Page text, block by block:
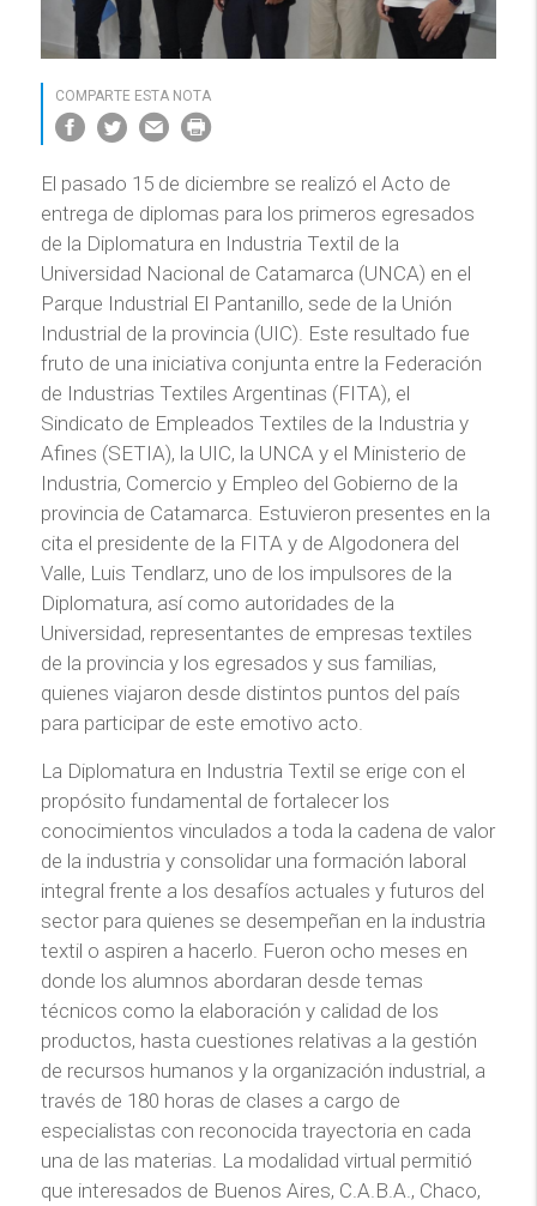
COMPARTE ESTA NOTA
El pasado 15 de diciembre se realizó el Acto de
entrega de diplomas para los primeros egresados
de la Diplomatura en Industria Textil de la
Universidad Nacional de Catamarca (UNCA) en el
Parque Industrial El Pantanillo, sede de la Unión
Industrial de la provincia (UIC). Este resultado fue
fruto de una iniciativa conjunta entre la Federación
de Industrias Textiles Argentinas (FITA), el
Sindicato de Empleados Textiles de la Industria y
Afines (SETIA), la UIC, la UNCA y el Ministerio de
Industria, Comercio y Empleo del Gobierno de la
provincia de Catamarca. Estuvieron presentes en la
cita el presidente de la FITA y de Algodonera del
Valle, Luis Tendlarz, uno de los impulsores de la
Diplomatura, así como autoridades de la
Universidad, representantes de empresas textiles
de la provincia y los egresados y sus familias,
quienes viajaron desde distintos puntos del país
para participar de este emotivo acto.
La Diplomatura en Industria Textil se erige con el
propósito fundamental de fortalecer los
conocimientos vinculados a toda la cadena de valor
de la industria y consolidar una formación laboral
integral frente a los desafíos actuales y futuros del
sector para quienes se desempeñan en la industria
textil o aspiren a hacerlo. Fueron ocho meses en
donde los alumnos abordaran desde temas
técnicos como la elaboración y calidad de los
productos, hasta cuestiones relativas a la gestión
de recursos humanos y la organización industrial, a
través de 180 horas de clases a cargo de
especialistas con reconocida trayectoria en cada
una de las materias. La modalidad virtual permitió
que interesados de Buenos Aires, C.A.B.A., Chaco,